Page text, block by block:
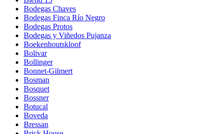
Bodegas Chaves
Bodegas Finca Río Negro
Bodegas Protos
Bodegas y Viñedos Pujanza
Boekenhoutskloof
Bolivar
Bollinger
Bonnet-Gilmert
Bosman
Bosquet
Bossner
Botucal
Boveda
Bressan